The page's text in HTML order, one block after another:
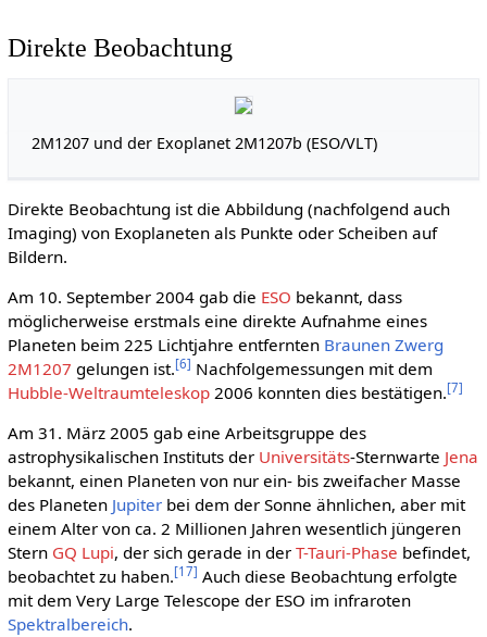
Direkte Beobachtung
2M1207 und der Exoplanet 2M1207b (ESO/VLT)
Direkte Beobachtung ist die Abbildung (nachfolgend auch
Imaging) von Exoplaneten als Punkte oder Scheiben auf
Bildern.
Am 10. September 2004 gab die ESO bekannt, dass
möglicherweise erstmals eine direkte Aufnahme eines
Planeten beim 225 Lichtjahre entfernten Braunen Zwerg
2M1207 gelungen ist.[6] Nachfolgemessungen mit dem
Hubble-Weltraumteleskop2006 konnten dies bestätigen.[7]
Am 31. März 2005 gab eine Arbeitsgruppe des
astrophysikalischen Instituts der Universitäts-Sternwarte Jena
bekannt, einen Planeten von nur ein- bis zweifacher Masse
des Planeten Jupiterbei dem der Sonne ähnlichen, aber mit
einem Alter von ca. 2 Millionen Jahren wesentlich jüngeren
Stern GQ Lupi, der sich gerade in der T-Tauri-Phase befindet,
beobachtet zu haben.[17] Auch diese Beobachtung erfolgte
mit dem Very Large Telescope der ESO im infraroten
Spektralbereich.